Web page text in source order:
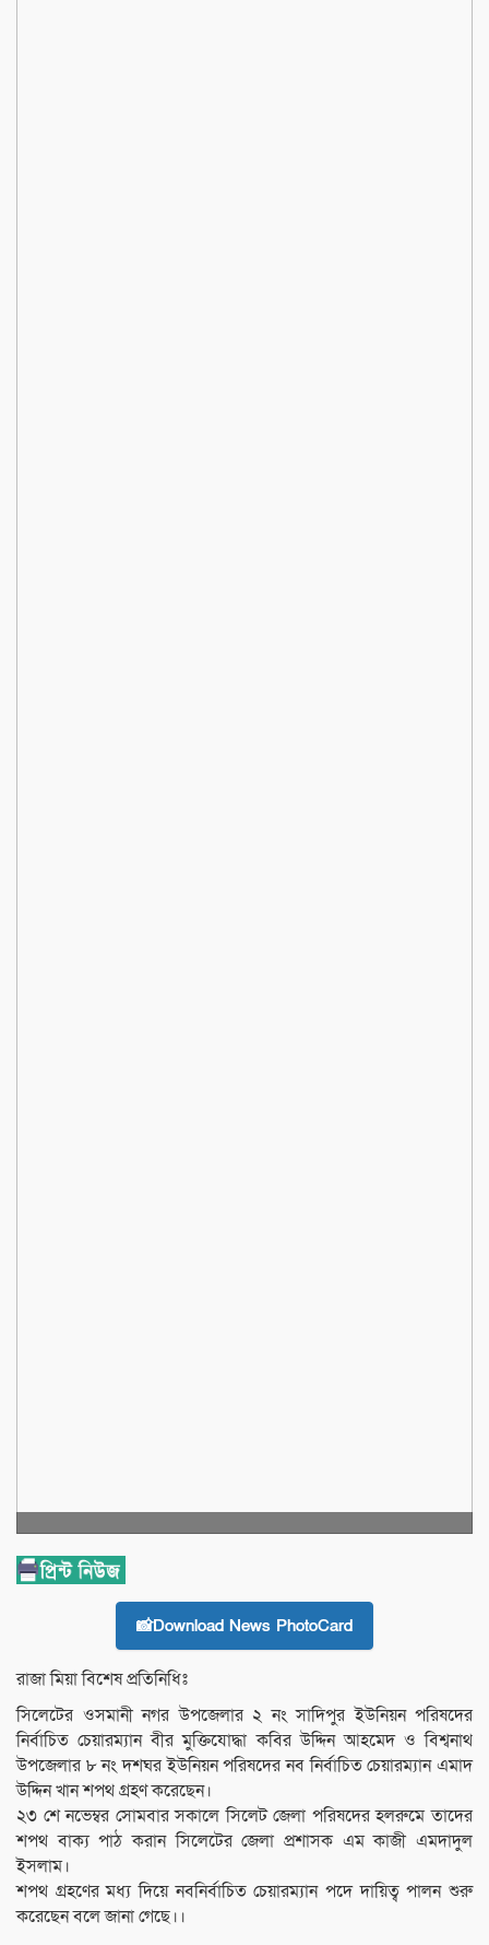
📸Download News PhotoCard
রাজা মিয়া বিশেষ প্রতিনিধিঃ
সিলেটের ওসমানী নগর উপজেলার ২ নং সাদিপুর ইউনিয়ন পরিষদের
নির্বাচিত চেয়ারম্যান বীর মুক্তিযোদ্ধা কবির উদ্দিন আহমেদ ও বিশ্বনাথ
উপজেলার ৮ নং দশঘর ইউনিয়ন পরিষদের নব নির্বাচিত চেয়ারম্যান এমাদ
উদ্দিন খান শপথ গ্রহণ করেছেন।
২৩ শে নভেম্বর সোমবার সকালে সিলেট জেলা পরিষদের হলরুমে তাদের
শপথ বাক্য পাঠ করান সিলেটের জেলা প্রশাসক এম কাজী এমদাদুল
ইসলাম।
শপথ গ্রহণের মধ্য দিয়ে নবনির্বাচিত চেয়ারম্যান পদে দায়িত্ব পালন শুরু
করেছেন বলে জানা গেছে।।